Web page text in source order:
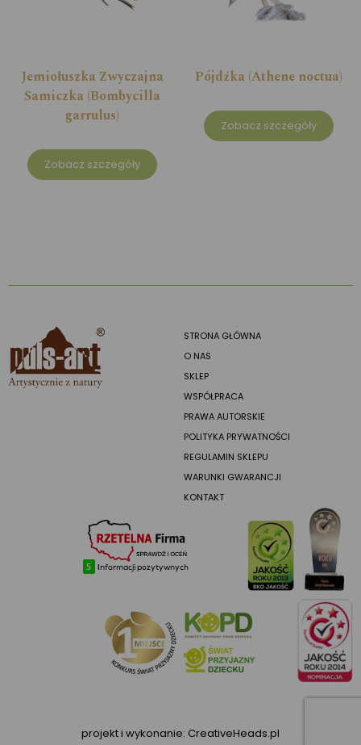
Jemiołuszka Zwyczajna
Samiczka (Bombycilla
garrulus)
Zobacz szczegóły
Pójdźka (Athene noctua)
Zobacz szczegóły
STRONA GŁÓWNA
O NAS
SKLEP
WSPÓŁPRACA
PRAWA AUTORSKIE
POLITYKA PRYWATNOŚCI
REGULAMIN SKLEPU
WARUNKI GWARANCJI
KONTAKT
projekt i wykonanie: CreativeHeads.pl